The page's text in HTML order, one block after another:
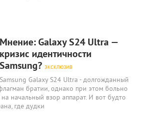
Мнение: Galaxy S24 Ultra —
кризис идентичности
Samsung? ЭКСКЛЮЗИВ
Samsung Galaxy S24 Ultra - долгожданный
братии, однако при этом больно
начальный взор аппарат. И вот будто
где дудки